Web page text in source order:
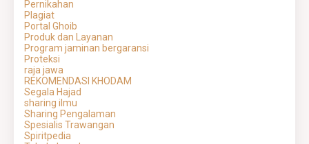
Pernikahan
Plagiat
Portal Ghoib
Produk dan Layanan
Program jaminan bergaransi
Proteksi
raja jawa
REKOMENDASI KHODAM
Segala Hajad
sharing ilmu
Sharing Pengalaman
Spesialis Trawangan
Spiritpedia